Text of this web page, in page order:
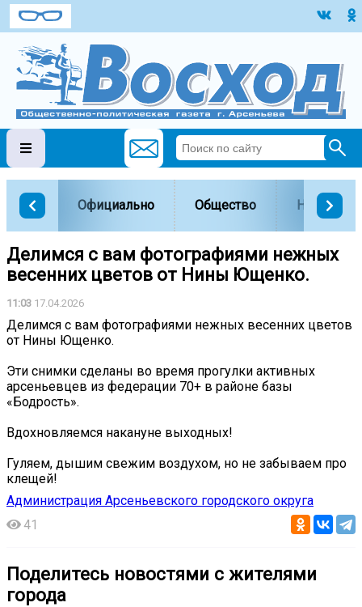
Официально Общество Наука и
Делимся с вам фотографиями нежных
весенних цветов от Нины Ющенко.
11:03 17.04.2026
Делимся с вам фотографиями нежных весенних цветов
от Нины Ющенко.
Эти снимки сделаны во время прогулки активных
арсеньевцев из федерации 70+ в районе базы
«Бодрость».
Вдохновляемся накануне выходных!
Гуляем, дышим свежим воздухом, но не забываем про
клещей!
Администрация Арсеньевского городского округа
41
Поделитесь новостями с жителями
города